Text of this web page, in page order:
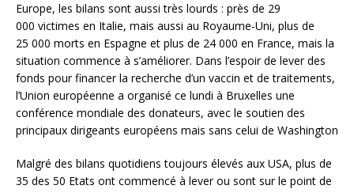
Europe, les bilans sont aussi très lourds : près de 29
000 victimes en Italie, mais aussi au Royaume-Uni, plus de
25 000 morts en Espagne et plus de 24 000 en France, mais la
situation commence à s’améliorer. Dans l’espoir de lever des
fonds pour financer la recherche d’un vaccin et de traitements,
l’Union européenne a organisé ce lundi à Bruxelles une
conférence mondiale des donateurs, avec le soutien des
principaux dirigeants européens mais sans celui de Washington
Malgré des bilans quotidiens toujours élevés aux USA, plus de
35 des 50 Etats ont commencé à lever ou sont sur le point de